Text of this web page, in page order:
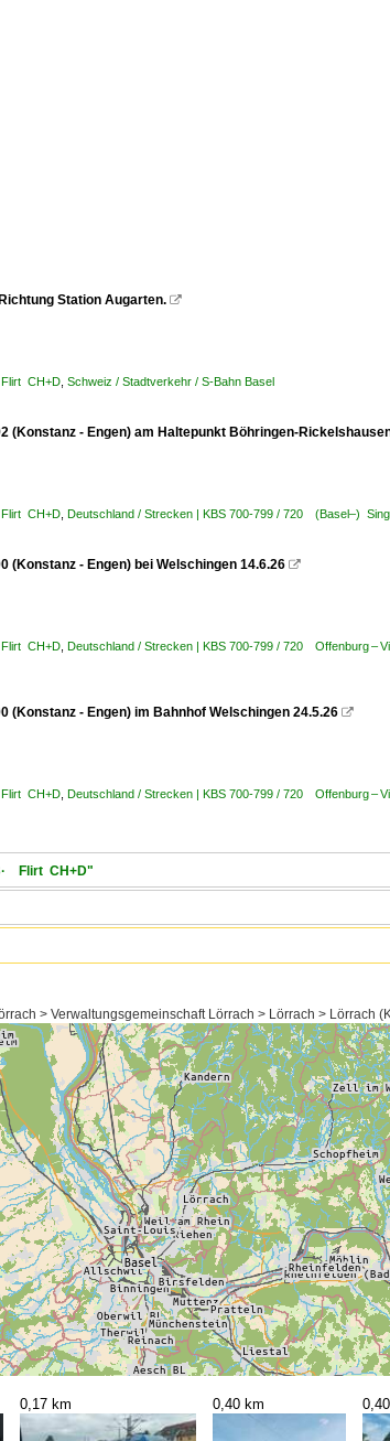
Station Augarten. 
CH+D Schweiz / Stadtverkehr / S-Bahn Basel
(Konstanz - Engen) am Haltepunkt Böhringen-
CH+D Deutschland / Strecken | KBS 700-799 / 720 (Basel–)
(Konstanz - Engen) bei Welschingen 14.6.26 
CH+D Deutschland / Strecken | KBS 700-799 / 720 Offenburg –
(Konstanz - Engen) im Bahnhof Welschingen 24.5.26 
CH+D Deutschland / Strecken | KBS 700-799 / 720 Offenburg –
Flirt CH+D"
> Verwaltungsgemeinschaft Lörrach > Lörrach > Lörrach
0,17 km 0,40 km